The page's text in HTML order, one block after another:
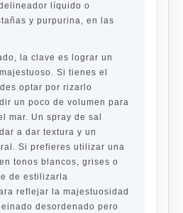
líquido o
y purpurina, en las
la clave es lograr un
Si tienes el
optar por rizarlo
un poco de volumen para
mar. Un spray de sal
a dar textura y un
Si prefieres utilizar una
tonos blancos, grises o
de estilizarla
reflejar la majestuosidad
desordenado pero